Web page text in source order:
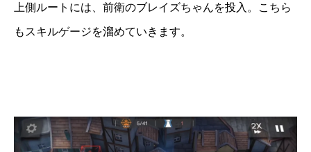
上側ルートには、前衛のブレイズちゃんを投入。こちら
もスキルゲージを溜めていきます。